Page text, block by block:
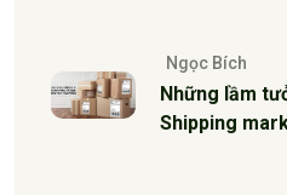
Ngọc Bích
Những lầm
Shipping